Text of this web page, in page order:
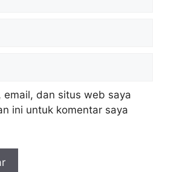
email, dan situs web saya
ini untuk komentar saya